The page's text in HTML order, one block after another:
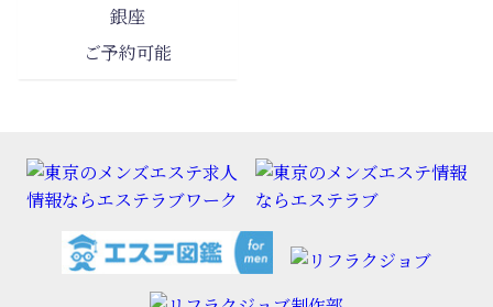
銀座
ご予約可能